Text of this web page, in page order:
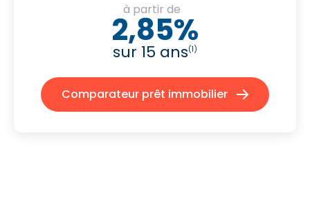
à partir de
2,85%
sur 15 ans(1)
Comparateur prêt immobilier